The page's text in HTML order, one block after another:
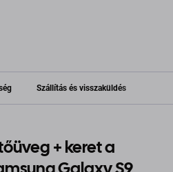
Szállítás és visszaküldés
+ keret a